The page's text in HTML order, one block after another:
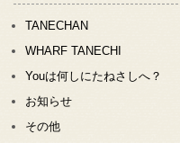
TANECHAN
WHARF TANECHI
Youは何しにたねさしへ？
お知らせ
その他